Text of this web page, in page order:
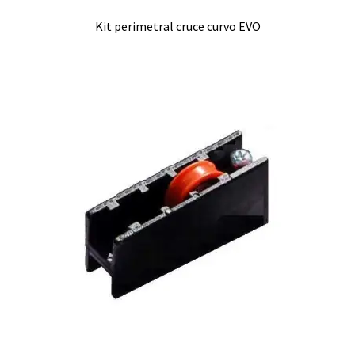
Kit perimetral cruce curvo EVO